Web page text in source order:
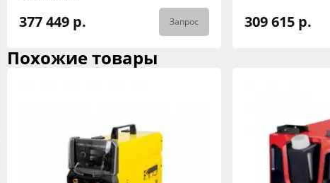
377 449 р. Запрос 309 615 р.
Похожие товары